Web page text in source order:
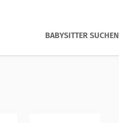
BABYSITTER SUCHEN